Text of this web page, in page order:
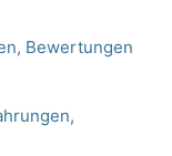
Bewertungen